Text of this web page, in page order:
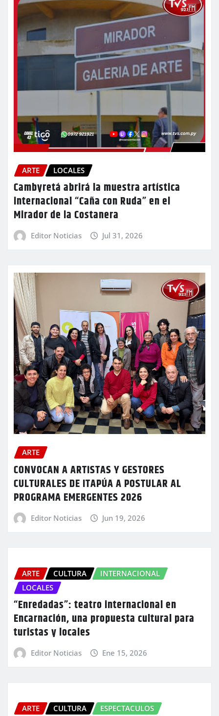
ARTE LOCALES
Cambyretá abrirá la muestra artística
internacional “Caña con Ruda” en el
Mirador de la Costanera
Editor Noticias Jul 31, 2026
ARTE
CONVOCAN A ARTISTAS Y GESTORES
CULTURALES DE ITAPÚA A POSTULAR AL
PROGRAMA EMERGENTES 2026
Editor Noticias Jun 19, 2026
ARTE CULTURA
INTERNACIONAL
LOCALES
“Enredadas”: teatro internacional en
Encarnación, una propuesta cultural para
turistas y locales
Editor Noticias Ene 15, 2026
ARTE CULTURA ESPECTACULOS